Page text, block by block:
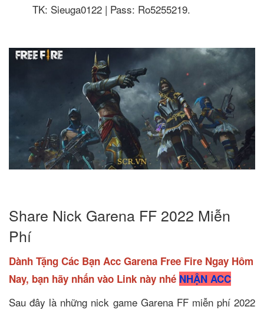
TK: Sieuga0122 | Pass: Ro5255219.
Share Nick Garena FF 2022 Miễn
Phí
Dành Tặng Các Bạn Acc Garena Free Fire Ngay Hôm
Nay, bạn hãy nhấn vào Link này nhé NHẬN ACC
Sau đây là những nick game Garena FF miễn phí 2022